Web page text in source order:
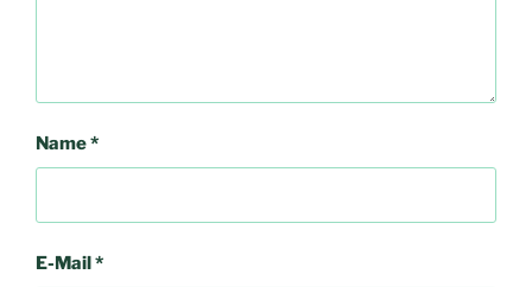
Name*
E-Mail *